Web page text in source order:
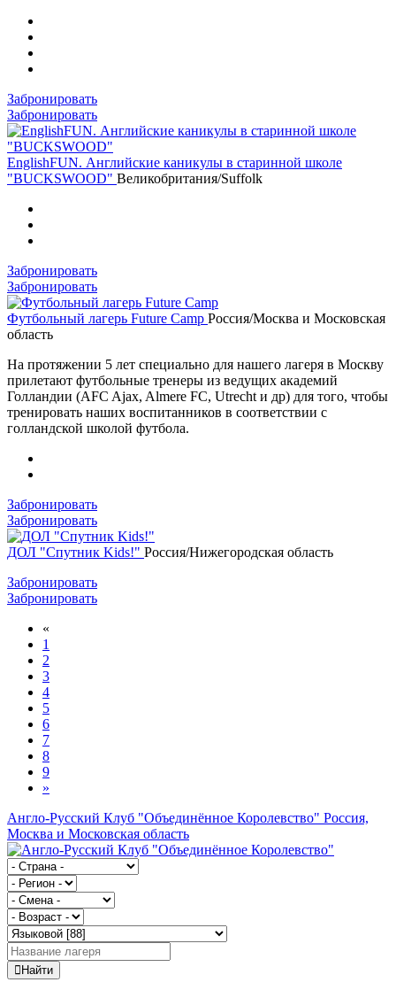
Забронировать
Забронировать
EnglishFUN. Английские каникулы в старинной школе
"BUCKSWOOD" Великобритания/Suffolk
Забронировать
Забронировать
Футбольный лагерь Future Camp Россия/Москва и Московская
область
На протяжении 5 лет специально для нашего лагеря в Москву
прилетают футбольные тренеры из ведущих академий
Голландии (AFC Ajax, Almere FC, Utrecht и др) для того, чтобы
тренировать наших воспитанников в соответствии с
голландской школой футбола.
Забронировать
Забронировать
ДОЛ "Спутник Kids!" Россия/Нижегородская область
Забронировать
Забронировать
«
1
2
3
4
5
6
7
8
9
»
Англо-Русский Клуб "Объединённое Королевство" Россия,
Москва и Московская область
Найти